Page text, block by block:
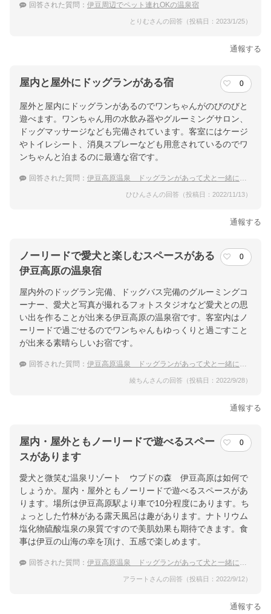
回答された質問： 伊豆周辺でペット連れOKの温泉宿
とりむさんの回答（投稿日：2023/1/25）
通報する
屋内と屋外にドッグランがある宿 0
屋外と屋内にドッグランがあるのでワンちゃんがのびのびと
遊べます。ワンちゃん用の水飲み器やグルーミングサロン、
ドッグマッサージなども完備されています。客室にはケージ
やトイレシート、消臭スプレーなども用意されているのでワ
ンちゃんと泊まるのに最適な宿です。
回答された質問： 伊豆高原温泉 ドッグランがあって犬と一緒に泊まれる温泉宿をおしえてください！
ひひんさんの回答（投稿日：2022/11/13）
通報する
ノーリードで愛犬と楽しむスペースがある
伊豆高原の温泉宿
0
屋内外のドッグラン完備、ドッグバス完備のグルーミングコ
ーナー、愛犬と写真が撮れるフォトスタジオなど愛犬との思
い出を作ることが出来る伊豆高原の温泉宿です。客室内はノ
ーリードで過ごせるのでワンちゃんもゆっくりと過ごすこと
が出来る素晴らしいお宿です。
回答された質問： 伊豆高原温泉 ドッグランがあって犬と一緒に泊まれる温泉宿をおしえてください！
綾ちんさんの回答（投稿日：2022/9/28）
通報する
屋内・屋外ともノーリードで遊べるスペー
スがあります
0
愛犬と微笑む温泉リゾート ウブドの森 伊豆高原は如何で
しょうか。屋内・屋外ともノーリードで遊べるスペースがあ
ります。場所は伊豆高原駅より車で10分程度にあります。ち
ょっとした竹林がある露天風呂は趣があります。ナトリウム
塩化物硫酸塩泉の泉質ですので美肌効果も期待できます。食
事は伊豆の山海の幸を頂け、五感で楽しめます。
回答された質問： 伊豆高原温泉 ドッグランがあって犬と一緒に泊まれる温泉宿をおしえてください！
アラートさんの回答（投稿日：2022/9/12）
通報する